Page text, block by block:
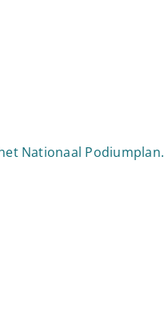
Nationaal Podiumplan.